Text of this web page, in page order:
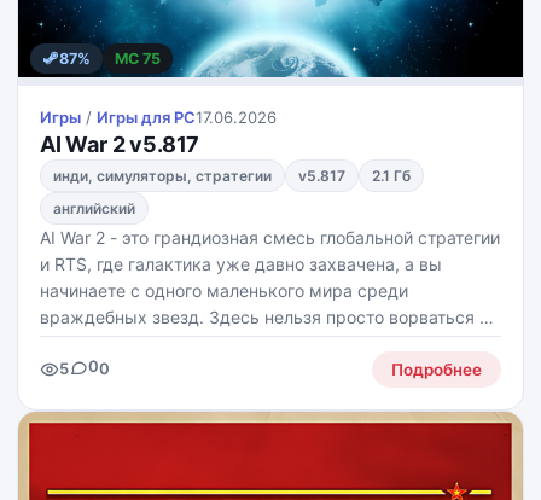
87% MC 75
Игры / Игры для PС17.06.2026
AI War 2 v5.817
инди, симуляторы, стратегии v5.817
2.1 Гб
английский
AI War 2 - это грандиозная смесь глобальной стратегии
и RTS, где галактика уже давно захвачена, а вы
начинаете с одного маленького мира среди
враждебных звезд. Здесь нельзя просто ворваться с
криком "за мной, орлы!" - лучше тихо расширяться, не
привлекая лишнего внимания, строить империю
5 00 Подробнее